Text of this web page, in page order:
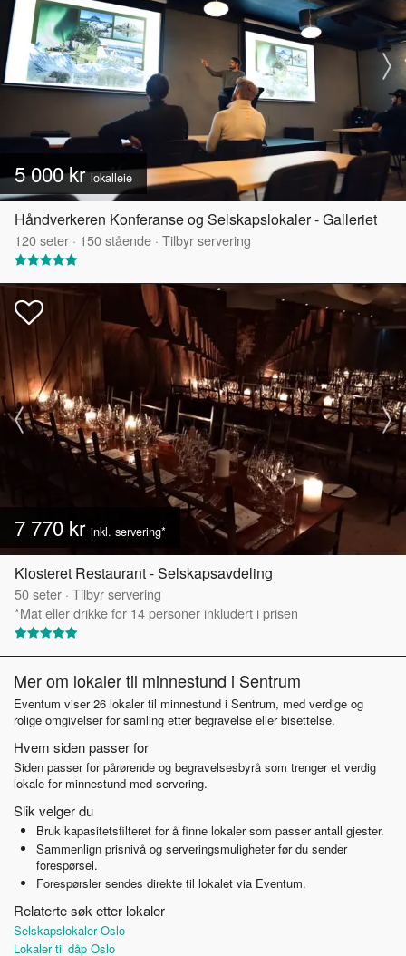
5 000 krlokalleie
Håndverkeren Konferanse og Selskapslokaler - Galleriet
120seter · 150stående · Tilbyr servering
7 770 kr inkl. servering*
Klosteret Restaurant - Selskapsavdeling
50seter · Tilbyr servering
*Mat eller drikke for 14 personer inkludert i prisen
Mer om lokaler til minnestund i Sentrum
Eventum viser 26 lokaler til minnestund i Sentrum, med verdige og
rolige omgivelser for samling etter begravelse eller bisettelse.
Hvem siden passer for
Siden passer for pårørende og begravelsesbyrå som trenger et verdig
lokale for minnestund med servering.
Slik velger du
Bruk kapasitetsfilteret for å finne lokaler som passer antall gjester.
Sammenlign prisnivå og serveringsmuligheter før du sender
forespørsel.
Forespørsler sendes direkte til lokalet via Eventum.
Relaterte søk etter lokaler
Selskapslokaler Oslo
Lokaler til dåp Oslo